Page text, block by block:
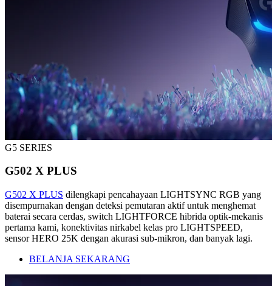
G5 SERIES
G502 X PLUS
G502 X PLUS dilengkapi pencahayaan LIGHTSYNC RGB yang
disempurnakan dengan deteksi pemutaran aktif untuk menghemat
baterai secara cerdas, switch LIGHTFORCE hibrida optik-mekanis
pertama kami, konektivitas nirkabel kelas pro LIGHTSPEED,
sensor HERO 25K dengan akurasi sub-mikron, dan banyak lagi.
BELANJA SEKARANG